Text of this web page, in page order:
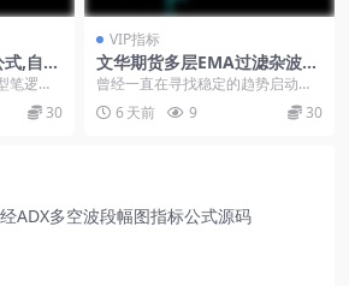
,自动
结构
笔逻辑
画出
30
VIP指标
文华期货多层EMA过滤杂波趋
势启动点指标分享
曾经一直在寻找稳定的趋势启动指
标，试过无数均线组合，大多信号
杂乱、虚假信号繁多。...
6 天前 9 30
ADX多空波段幅图指标公式源码